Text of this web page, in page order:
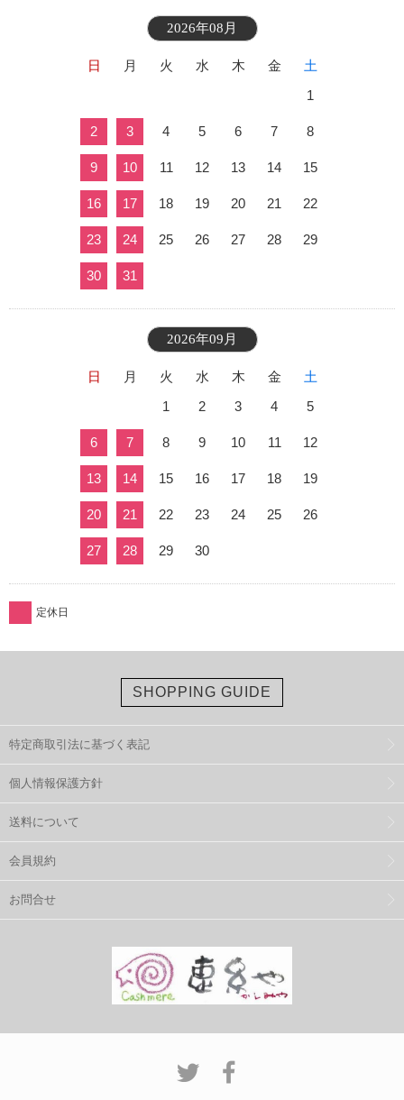
2026年08月
日 月 火 水 木 金
土
1
2 3 4 5 6 7 8
9 10 11 12 13 14 15
16 17 18 19 20 21 22
23 24 25 26 27 28 29
30 31
2026年09月
日 月 火 水 木 金
土
1
2 3 4 5
6 7 8 9 10 11 12
13 14 15 16 17 18 19
20 21 22 23 24 25 26
27 28 29 30
定休日
SHOPPING GUIDE
特定商取引法に基づく表記
個人情報保護方針
送料について
会員規約
お問合せ